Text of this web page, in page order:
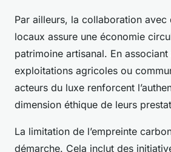
Par ailleurs, la collaboration avec
locaux assure une économie
patrimoine artisanal. En associant
exploitations agricoles ou
acteurs du luxe renforcent
dimension éthique de leurs
La limitation de l’empreinte
démarche. Cela inclut des